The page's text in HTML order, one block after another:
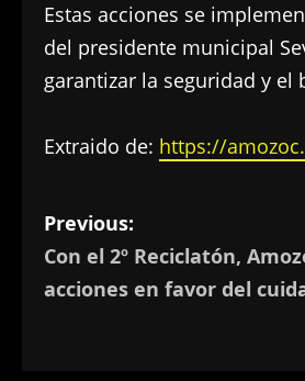
Estas acciones se
del presidente municipal
garantizar la seguridad y el
Extraido de: https://
P
o
Previous:
Con el 2º Reciclatón,
acciones en favor del